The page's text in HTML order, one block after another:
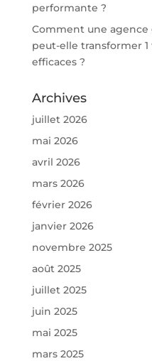
performante ?
Comment une agence
peut-elle transformer
efficaces ?
Archives
juillet 2026
mai 2026
avril 2026
mars 2026
février 2026
janvier 2026
novembre 2025
août 2025
juillet 2025
juin 2025
mai 2025
mars 2025